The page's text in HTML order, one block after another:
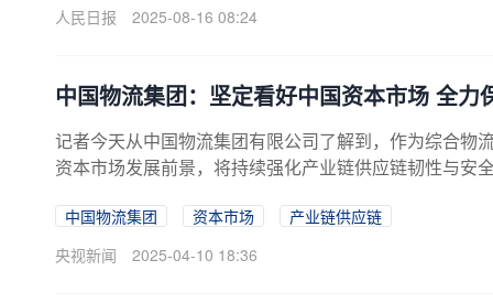
人民日报
2025-08-16 08:24
中国物流集团：坚定看好中国资本市场 全力
记者今天从中国物流集团有限公司了解到，作为综合物
资本市场发展前景，将持续强化产业链供应链韧性与安
中国物流集团 资本市场
产业链供应链
央视新闻
2025-04-10 18:36